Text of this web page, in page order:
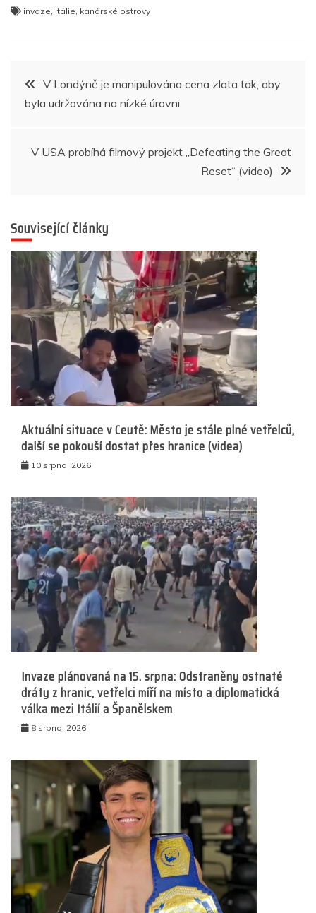
c
o
o
itt at
p
p
ss
g
er
n
m
invaze itálie kanárské ostrovy
Navigace
pro
příspěvek
V Londýně je manipulována cena zlata tak, aby
byla udržována na nízké úrovni
V USA probíhá filmový projekt „Defeating the Great
Reset“ (video)
Související články
Aktuální situace v Ceutě: Město je stále plné vetřelců,
další se pokouší dostat přes hranice (videa)
10 srpna, 2026
Invaze plánovaná na 15. srpna: Odstraněny ostnaté
dráty z hranic, vetřelci míří na místo a diplomatická
válka mezi Itálií a Španělskem
8 srpna, 2026